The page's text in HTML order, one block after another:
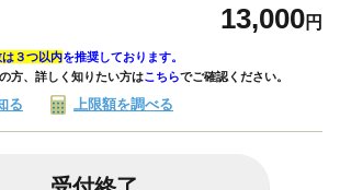
13,000円
３つ以内を推奨しております。
方、詳しく知りたい方はこちらでご確認ください。
る 上限額を調べる